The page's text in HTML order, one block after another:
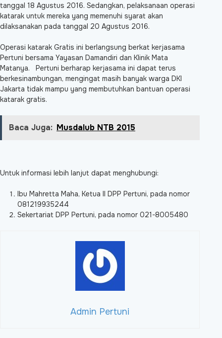
tanggal 18 Agustus 2016. Sedangkan, pelaksanaan operasi
katarak untuk mereka yang memenuhi syarat akan
dilaksanakan pada tanggal 20 Agustus 2016.
Operasi katarak Gratis ini berlangsung berkat kerjasama
Pertuni bersama Yayasan Damandiri dan Klinik Mata
Matanya. Pertuni berharap kerjasama ini dapat terus
berkesinambungan, mengingat masih banyak warga DKI
Jakarta tidak mampu yang membutuhkan bantuan operasi
katarak gratis.
Baca Juga: Musdalub NTB 2015
Untuk informasi lebih lanjut dapat menghubungi:
Ibu Mahretta Maha, Ketua II DPP Pertuni, pada nomor
081219935244
Sekertariat DPP Pertuni, pada nomor 021-8005480
Admin Pertuni